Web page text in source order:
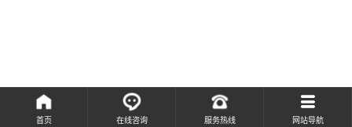
首页 在线咨询 服务热线 网站导航